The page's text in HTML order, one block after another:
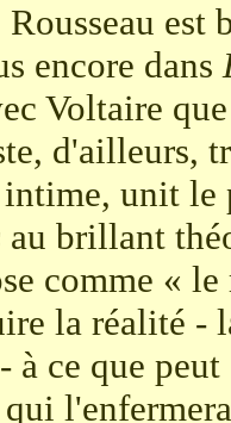
est
encore dans
Voltaire
d'ailleurs,
unit le
au brillant
comme «
la réalité -
à ce que